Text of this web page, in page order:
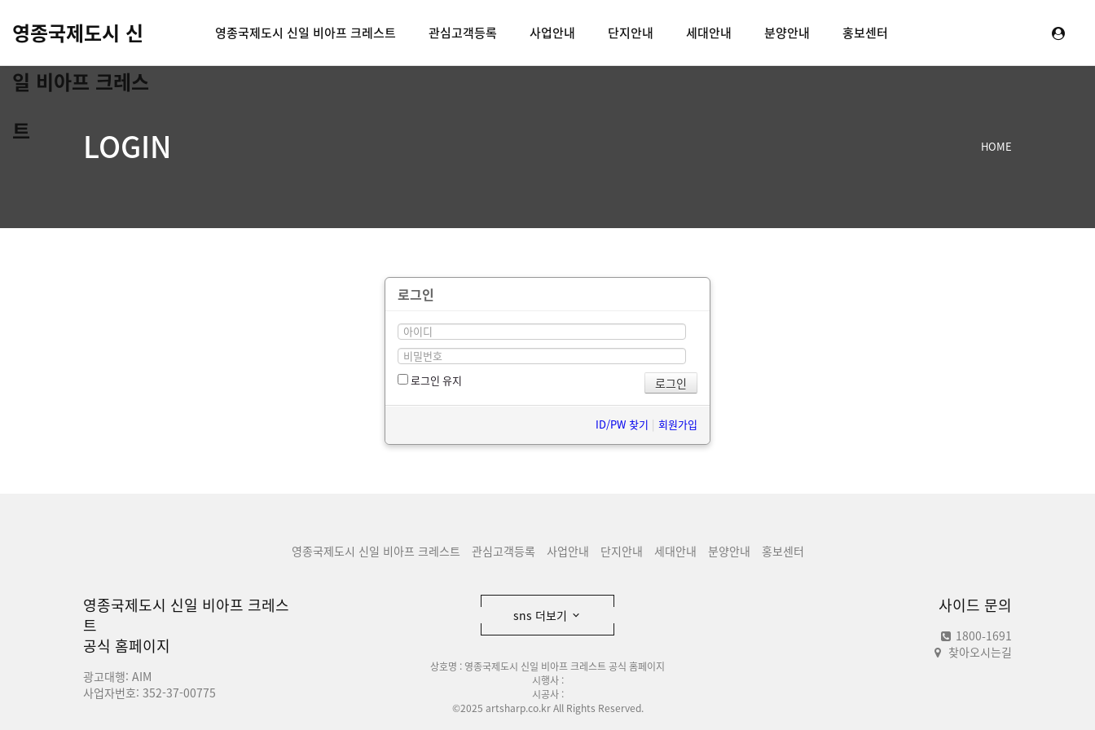
영종국제도시 신
일 비아프 크레스
트
영종국제도시 신일 비아프 크레스트 관심고객등록 사업안내 단지안내 세대안내 분양안내 홍보센터
LOGIN HOME
로그인
로그인 유지
ID/PW 찾기 | 회원가입
영종국제도시 신일 비아프 크레스트 관심고객등록 사업안내 단지안내 세대안내 분양안내 홍보센터
영종국제도시 신일 비아프 크레스
트
공식 홈페이지
광고대행: AIM
사업자번호: 352-37-00775
사이드 문의
1800-1691
찾아오시는길
sns 더보기
상호명 : 영종국제도시 신일 비아프 크레스트 공식 홈페이지
시행사 :
시공사 :
©2025 artsharp.co.kr All Rights Reserved.